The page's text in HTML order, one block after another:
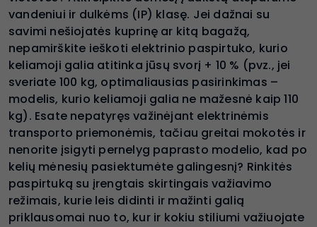
vandeniui ir dulkėms (IP) klasę. Jei dažnai su
savimi nešiojatės kuprinę ar kitą bagažą,
nepamirškite ieškoti elektrinio paspirtuko, kurio
keliamoji galia atitinka jūsų svorį + 10 % (pvz., jei
sveriate 100 kg, optimaliausias pasirinkimas –
modelis, kurio keliamoji galia ne mažesnė kaip 110
kg). Esate nepatyręs važinėjant elektrinėmis
transporto priemonėmis, tačiau greitai mokotės ir
nenorite įsigyti pernelyg paprasto modelio, kad po
kelių mėnesių pasiektumėte galingesnį? Rinkitės
paspirtuką su įrengtais skirtingais važiavimo
režimais, kurie leis didinti ir mažinti galią
priklausomai nuo to, kur ir kokiu stiliumi važiuojate